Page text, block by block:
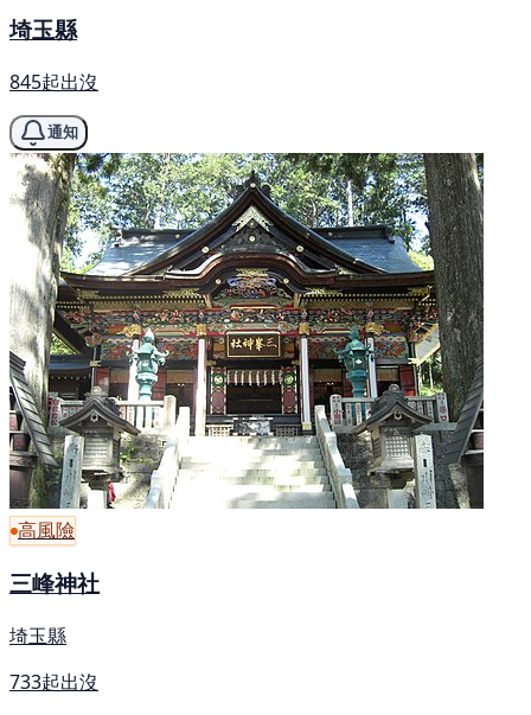
埼玉縣
845起出沒
通知
高風險
三峰神社
埼玉縣
733起出沒